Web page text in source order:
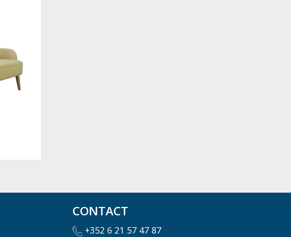
CONTACT
+352 6 21 57 47 87